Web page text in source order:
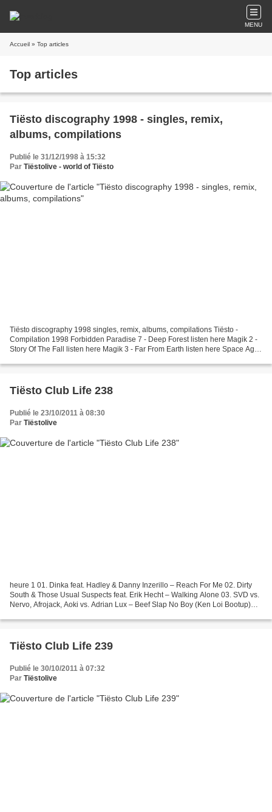
MENU
Accueil » Top articles
Top articles
Tiësto discography 1998 - singles, remix,
albums, compilations
Publié le 31/12/1998 à 15:32
Par Tiëstolive - world of Tiësto
Tiësto discography 1998 singles, remix, albums, compilations Tiësto -
Compilation 1998 Forbidden Paradise 7 - Deep Forest listen here Magik 2 -
Story Of The Fall listen here Magik 3 - Far From Earth listen here Space Age
Tiësto Club Life 238
Publié le 23/10/2011 à 08:30
Par Tiëstolive
heure 1 01. Dinka feat. Hadley & Danny Inzerillo – Reach For Me 02. Dirty
South & Those Usual Suspects feat. Erik Hecht – Walking Alone 03. SVD vs.
Nervo, Afrojack, Aoki vs. Adrian Lux – Beef Slap No Boy (Ken Loi Bootup)
Tiësto Club Life 239
Publié le 30/10/2011 à 07:32
Par Tiëstolive